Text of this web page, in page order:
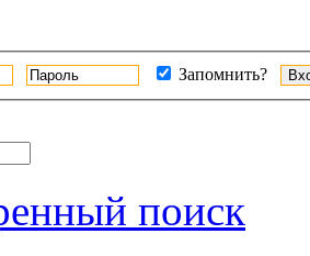
Запомнить?
поиск